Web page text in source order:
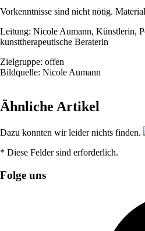
Vorkenntnisse sind nicht nötig.
Leitung: Nicole Aumann, Künstlerin,
kunsttherapeutische Beraterin
Zielgruppe: offen
Bildquelle: Nicole Aumann
Ähnliche Artikel
Dazu konnten wir leider nichts finden.
* Diese Felder sind erforderlich.
Folge uns